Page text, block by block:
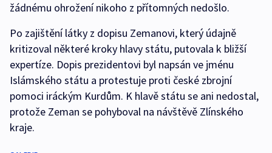
žádnému ohrožení nikoho z přítomných nedošlo.
Po zajištění látky z dopisu Zemanovi, který údajně
kritizoval některé kroky hlavy státu, putovala k bližší
expertíze. Dopis prezidentovi byl napsán ve jménu
Islámského státu a protestuje proti české zbrojní
pomoci iráckým Kurdům. K hlavě státu se ani nedostal,
protože Zeman se pohyboval na návštěvě Zlínského
kraje.